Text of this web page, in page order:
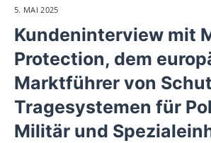
5. MAI 2025
Kundeninterview mit
Protection, dem
Marktführer von
Tragesystemen für
Militär und